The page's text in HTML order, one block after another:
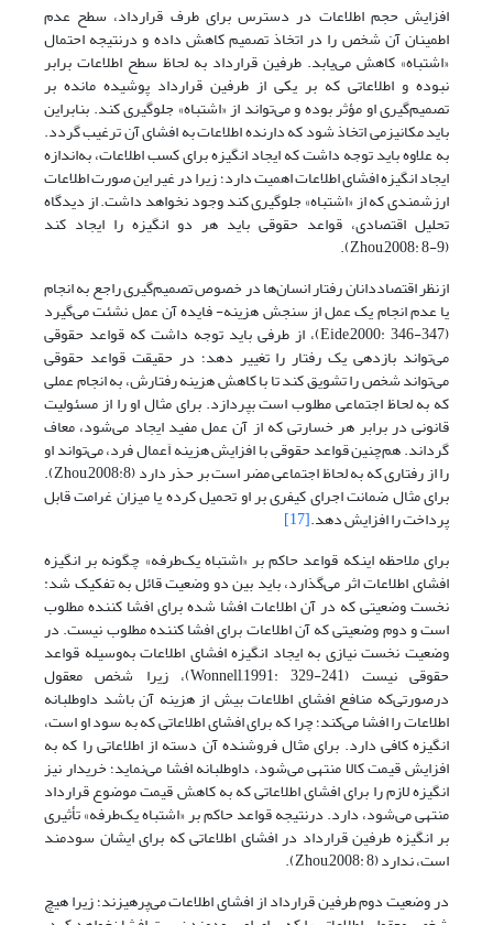
افزایش حجم اطلاعات در دسترس برای طرف قرارداد، سطح عدم
اطمینان آن شخص را در اتخاذ تصمیم کاهش داده و درنتیجه احتمال
«اشتباه» کاهش می‌یابد. طرفین قرارداد به لحاظ سطح اطلاعات برابر
نبوده و اطلاعاتی که بر یکی از طرفین قرارداد پوشیده مانده بر
تصمیم‌گیری او مؤثر بوده و می‌تواند از «اشتباه» جلوگیری کند. بنابراین
باید مکانیزمی اتخاذ شود که دارنده اطلاعات به افشای آن ترغیب گردد.
به علاوه باید توجه داشت که ایجاد انگیزه برای کسب اطلاعات، به‌اندازه
ایجاد انگیزه افشای اطلاعات اهمیت دارد؛ زیرا در غیر این صورت اطلاعات
ارزشمندی که از «اشتباه» جلوگیری کند وجود نخواهد داشت. از دیدگاه
تحلیل اقتصادی، قواعد حقوقی باید هر دو انگیزه را ایجاد کند
(Zhou,2008: 8-9).
ازنظر اقتصاددانان رفتار انسان‌ها در خصوص تصمیم‌گیری راجع به انجام
یا عدم انجام یک عمل از سنجش هزینه- فایده آن عمل نشئت می‌گیرد
(Eide,2000: 346-347)، از طرفی باید توجه داشت که قواعد حقوقی
می‌تواند بازدهی یک رفتار را تغییر دهد؛ در حقیقت قواعد حقوقی
می‌تواند شخص را تشویق کند تا با کاهش هزینه رفتارش، به انجام عملی
که به لحاظ اجتماعی مطلوب است بپردازد. برای مثال او را از مسئولیت
قانونی در برابر هر خسارتی که از آن عمل مفید ایجاد می‌شود، معاف
گرداند. هم‌چنین قواعد حقوقی با افزایش هزینه اَعمال فرد، می‌تواند او
را از رفتاری که به لحاظ اجتماعی مضر است بر حذر دارد (Zhou,2008:8).
برای مثال ضمانت اجرای کیفری بر او تحمیل کرده یا میزان غرامت قابل
پرداخت را افزایش دهد.[17]
برای ملاحظه اینکه قواعد حاکم بر «اشتباه یک‌طرفه» چگونه بر انگیزه
افشای اطلاعات اثر می‌گذارد، باید بین دو وضعیت قائل به تفکیک شد:
نخست وضعیتی که در آن اطلاعات افشا شده برای افشا کننده مطلوب
است و دوم وضعیتی که آن اطلاعات برای افشا کننده مطلوب نیست. در
وضعیت نخست نیازی به ایجاد انگیزه افشای اطلاعات به‌وسیله قواعد
حقوقی نیست (Wonnell,1991: 329-241)، زیرا شخص معقول
درصورتی‌که منافع افشای اطلاعات بیش از هزینه آن باشد داوطلبانه
اطلاعات را افشا می‌کند؛ چرا که برای افشای اطلاعاتی که به سود او است،
انگیزه کافی دارد. برای مثال فروشنده آن دسته از اطلاعاتی را که به
افزایش قیمت کالا منتهی می‌شود، داوطلبانه افشا می‌نماید؛ خریدار نیز
انگیزه لازم را برای افشای اطلاعاتی که به کاهش قیمت موضوع قرارداد
منتهی می‌شود، دارد. درنتیجه قواعد حاکم بر «اشتباه یک‌طرفه» تأثیری
بر انگیزه طرفین قرارداد در افشای اطلاعاتی که برای ایشان سودمند
است، ندارد (Zhou,2008: 8).
در وضعیت دوم طرفین قرارداد از افشای اطلاعات می‌پرهیزند؛ زیرا هیچ